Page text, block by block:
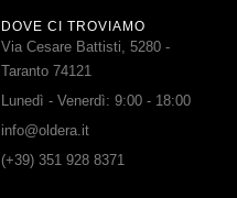
DOVE CI TROVIAMO
Via Cesare Battisti, 5280 -
Taranto 74121
Lunedì - Venerdì: 9:00 - 18:00
info@oldera.it
(+39) 351 928 8371